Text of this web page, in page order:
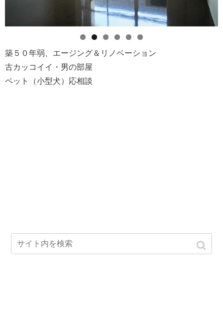
築５０年弱、エージング＆リノベーション
古カッコイイ・男の部屋
ペット（小型犬）応相談